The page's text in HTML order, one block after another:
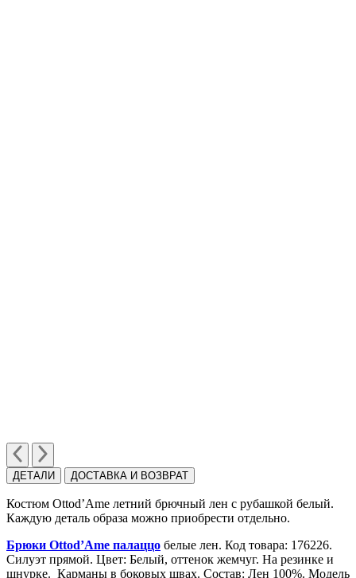
ДЕТАЛИ ДОСТАВКА И ВОЗВРАТ
Костюм Ottod’Ame летний брючный лен с рубашкой белый.
Каждую деталь образа можно приобрести отдельно.
Брюки Ottod’Ame палаццо белые лен. Код товара: 176226.
Силуэт прямой. Цвет: Белый, оттенок жемчуг. На резинке и
шнурке. Карманы в боковых швах. Состав: Лен 100%. Модель